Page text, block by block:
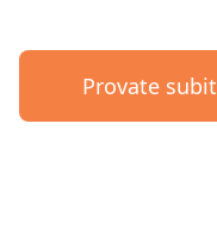
Provate